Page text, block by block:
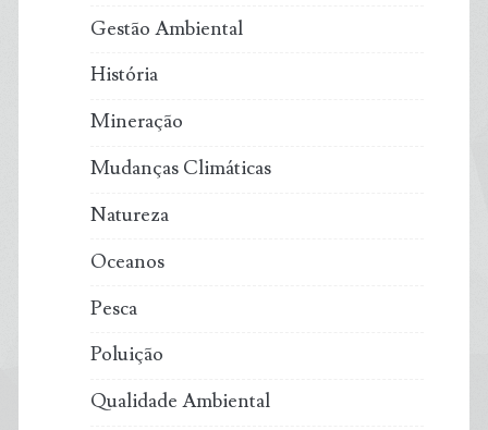
Gestão Ambiental
História
Mineração
Mudanças Climáticas
Natureza
Oceanos
Pesca
Poluição
Qualidade Ambiental